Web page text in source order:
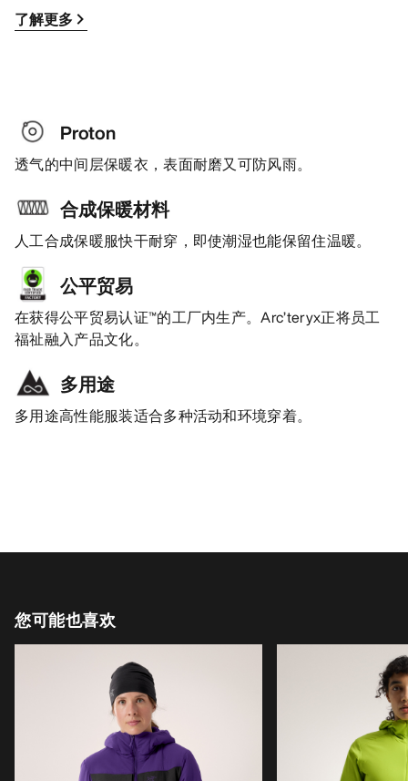
了解更多
Proton
透气的中间层保暖衣，表面耐磨又可防风雨。
合成保暖材料
人工合成保暖服快干耐穿，即使潮湿也能保留住温暖。
公平贸易
在获得公平贸易认证™的工厂内生产。Arc’teryx正将员工
福祉融入产品文化。
多用途
多用途高性能服装适合多种活动和环境穿着。
您可能也喜欢